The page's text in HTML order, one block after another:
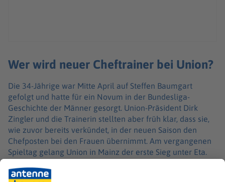
Wer wird neuer Cheftrainer bei Union?
Die 34-Jährige war Mitte April auf Steffen Baumgart
gefolgt und hatte für ein Novum in der Bundesliga-
Geschichte der Männer gesorgt. Union-Präsident Dirk
Zingler und die Trainerin stellten aber früh klar, dass sie,
wie zuvor bereits verkündet, in der neuen Saison den
Chefposten bei den Frauen übernimmt. Am vergangenen
Spieltag gelang Union in Mainz der erste Sieg unter Eta.
Wer bei den Männern der Köpenicker künftig an der